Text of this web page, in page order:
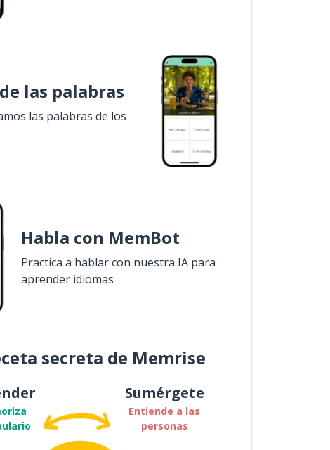
las palabras
las palabras de los
Habla con MemBot
Practica a hablar con nuestra IA para
aprender idiomas
secreta de Memrise
Sumérgete
Entiende a las
personas